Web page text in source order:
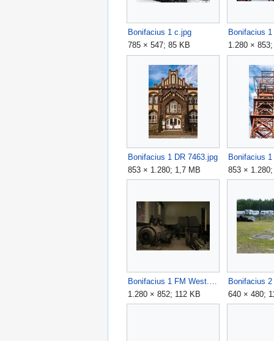
Bonifacius 1 c.jpg
785 × 547; 85 KB
Bonifacius
1.280 ×
Bonifacius 1 DR 7463.jpg
853 × 1.280; 1,7 MB
Bonifacius
853 ×
1.280 × 852; 112 KB
640 × 480;